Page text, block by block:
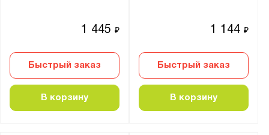
1 445₽
Быстрый заказ
В корзину
1 144₽
Быстрый заказ
В корзину